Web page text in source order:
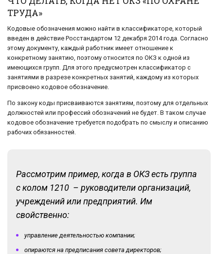
ТРУДА»
Кодовые обозначения можно найти в классификаторе, который
введен в действие Росстандартом 12 декабря 2014 года. Согласно
этому документу, каждый работник имеет отношение к
конкретному занятию, поэтому относится по ОКЗ к одной из
имеющихся групп. Для этого предусмотрен классификатор с
занятиями в разрезе конкретных занятий, каждому из которых
присвоено кодовое обозначение.
По закону коды присваиваются занятиям, поэтому для отдельных
должностей или профессий обозначений не будет. В таком случае
кодовое обозначение требуется подобрать по смыслу и описанию
рабочих обязанностей.
Рассмотрим пример, когда в ОКЗ есть группа
с колом 1210 – руководители организаций,
учреждений или предприятий. Им
свойственно:
управление деятельностью компании;
опираются на предписания совета директоров;